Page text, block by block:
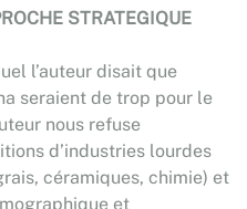
STRATEGIQUE
l’auteur disait que
seraient de trop pour le
nous refuse
d’industries lourdes
céramiques, chimie) et
et